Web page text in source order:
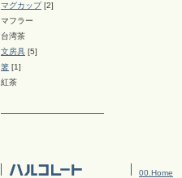
マグカップ[2]
マフラー
台湾茶
文房具 [5]
箸 [1]
紅茶
00.Home